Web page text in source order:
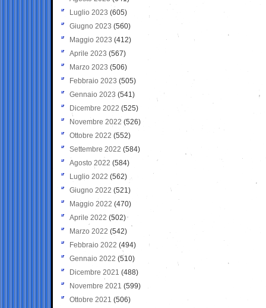
Luglio 2023 (605)
Giugno 2023 (560)
Maggio 2023 (412)
Aprile 2023 (567)
Marzo 2023 (506)
Febbraio 2023 (505)
Gennaio 2023 (541)
Dicembre 2022 (525)
Novembre 2022 (526)
Ottobre 2022 (552)
Settembre 2022 (584)
Agosto 2022 (584)
Luglio 2022 (562)
Giugno 2022 (521)
Maggio 2022 (470)
Aprile 2022 (502)
Marzo 2022 (542)
Febbraio 2022 (494)
Gennaio 2022 (510)
Dicembre 2021 (488)
Novembre 2021 (599)
Ottobre 2021 (506)